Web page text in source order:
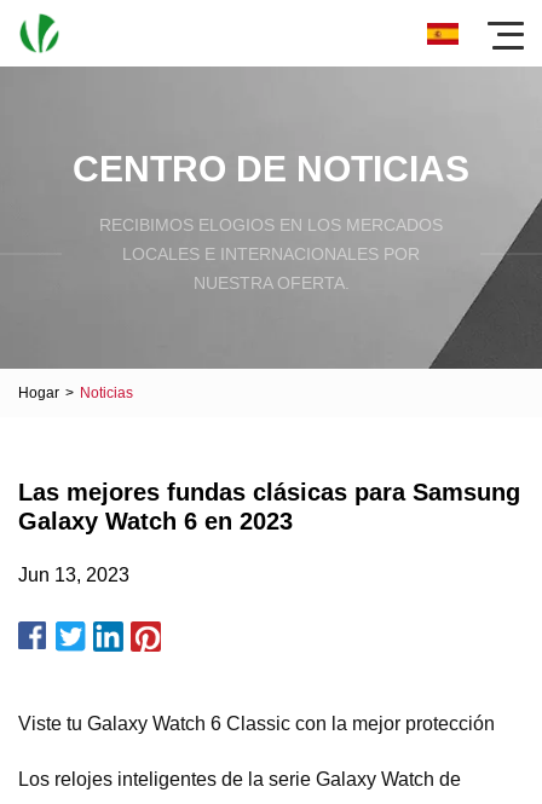
CENTRO DE NOTICIAS
RECIBIMOS ELOGIOS EN LOS MERCADOS
LOCALES E INTERNACIONALES POR
NUESTRA OFERTA.
Hogar > Noticias
Las mejores fundas clásicas para Samsung
Galaxy Watch 6 en 2023
Jun 13, 2023
Viste tu Galaxy Watch 6 Classic con la mejor protección
Los relojes inteligentes de la serie Galaxy Watch de